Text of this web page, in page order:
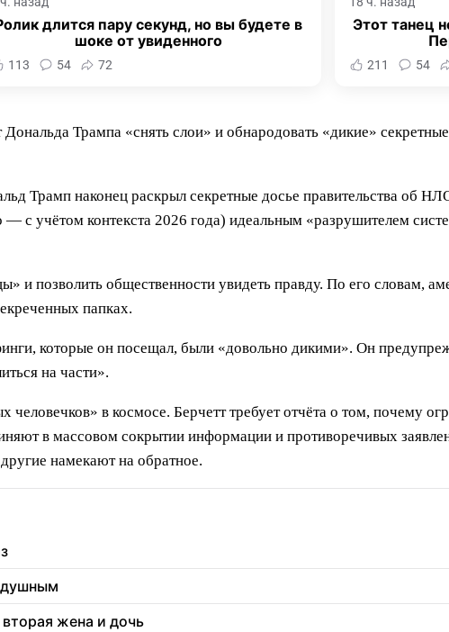
длится пару секунд, но вы будете в
шоке от увиденного
113 54 72
Этот танец
211 54
Дональда Трампа «снять слои» и обнародовать «дикие»
Трамп наконец раскрыл секретные досье правительства об
с учётом контекста 2026 года) идеальным «разрушителем
и позволить общественности увидеть правду. По его словам,
папках.
которые он посещал, были «довольно дикими». Он
на части».
в космосе. Берчетт требует отчёта о том, почему
в массовом сокрытии информации и противоречивых
намекают на обратное.
жена и дочь